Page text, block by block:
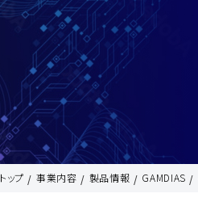
トップ 事業内容 製品情報 GAMDIAS